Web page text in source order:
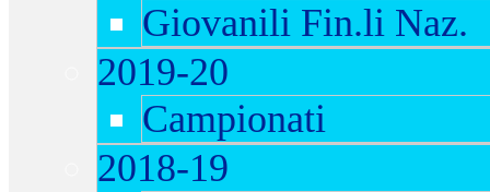
Giovanili Fin.li Naz.
2019-20
Campionati
2018-19